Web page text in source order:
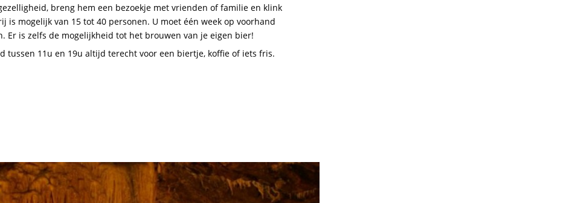
breng hem een bezoekje met vrienden of familie en klink
is mogelijk van 15 tot 40 personen. U moet één week op voorhand
Er is zelfs de mogelijkheid tot het brouwen van je eigen bier!
tussen 11u en 19u altijd terecht voor een biertje, koffie of iets fris.